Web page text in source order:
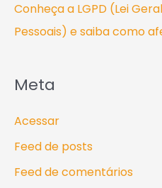
Conheça a LGPD (Lei
Pessoais) e saiba como
Meta
Acessar
Feed de posts
Feed de comentários